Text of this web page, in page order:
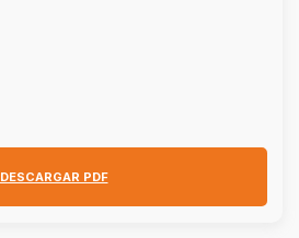
DESCARGAR PDF